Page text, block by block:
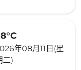
年08月11日(星
二)